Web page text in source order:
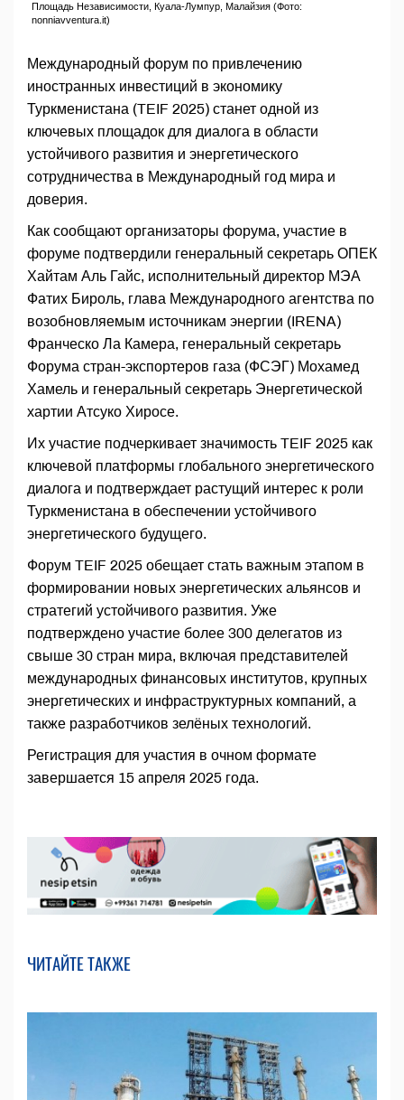
Площадь Независимости, Куала-Лумпур, Малайзия (Фото:
nonniavventura.it)
Международный форум по привлечению
иностранных инвестиций в экономику
Туркменистана (TEIF 2025) станет одной из
ключевых площадок для диалога в области
устойчивого развития и энергетического
сотрудничества в Международный год мира и
доверия.
Как сообщают организаторы форума, участие в
форуме подтвердили генеральный секретарь ОПЕК
Хайтам Аль Гайс, исполнительный директор МЭА
Фатих Бироль, глава Международного агентства по
возобновляемым источникам энергии (IRENA)
Франческо Ла Камера, генеральный секретарь
Форума стран-экспортеров газа (ФСЭГ) Мохамед
Хамель и генеральный секретарь Энергетической
хартии Атсуко Хиросе.
Их участие подчеркивает значимость TEIF 2025 как
ключевой платформы глобального энергетического
диалога и подтверждает растущий интерес к роли
Туркменистана в обеспечении устойчивого
энергетического будущего.
Форум TEIF 2025 обещает стать важным этапом в
формировании новых энергетических альянсов и
стратегий устойчивого развития. Уже
подтверждено участие более 300 делегатов из
свыше 30 стран мира, включая представителей
международных финансовых институтов, крупных
энергетических и инфраструктурных компаний, а
также разработчиков зелёных технологий.
Регистрация для участия в очном формате
завершается 15 апреля 2025 года.
ЧИТАЙТЕ ТАКЖЕ